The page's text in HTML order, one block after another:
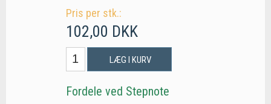
Pris per stk.:
102,00 DKK
LÆG I KURV
Fordele ved Stepnote